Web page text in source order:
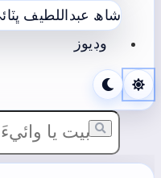
شاھ عبداللطيف
وڊيوز